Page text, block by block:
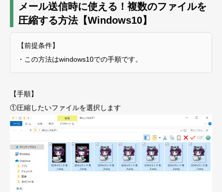
メール送信時に使える！複数のファイルを
圧縮する方法【Windows10】
【前提条件】
・この方法はwindows10での手順です。
【手順】
①圧縮したいファイルを選択します